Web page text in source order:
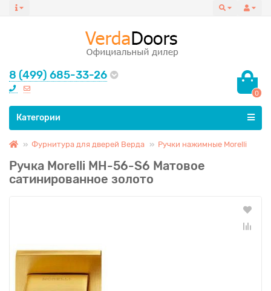
8 (499) 685-33-26
0
Все категории
Категории
Фурнитура для дверей Верда Ручки нажимные Morelli
Ручка Morelli MH-56-S6 Матовое
сатинированное золото